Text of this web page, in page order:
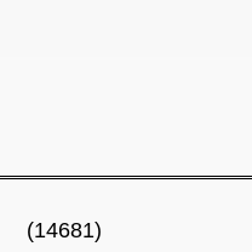
(14681)